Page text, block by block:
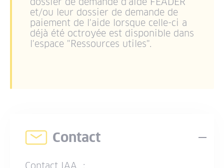
et/ou leur dossier de demande de
paiement de l'aide lorsque celle-ci a
déjà été octroyée est disponible dans
l'espace "Ressources utiles".
Contact